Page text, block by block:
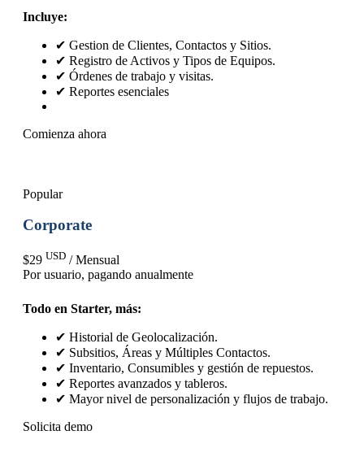
Incluye:
✔ Gestion de Clientes, Contactos y Sitios.
✔ Registro de Activos y Tipos de Equipos.
✔ Órdenes de trabajo y visitas.
✔ Reportes esenciales
Comienza ahora
Popular
Corporate
$29 USD / Mensual
Por usuario, pagando anualmente
Todo en Starter, más:
✔ Historial de Geolocalización.
✔ Subsitios, Áreas y Múltiples Contactos.
✔ Inventario, Consumibles y gestión de repuestos.
✔ Reportes avanzados y tableros.
✔ Mayor nivel de personalización y flujos de trabajo.
Solicita demo